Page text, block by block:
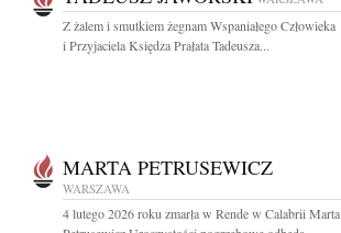
Z żalem i smutkiem żegnam Wspaniałego Człowieka
i Przyjaciela Księdza Prałata Tadeusza...
MARTA PETRUSEWICZ
WARSZAWA
4 lutego 2026 roku zmarła w Rende w Calabrii Marta